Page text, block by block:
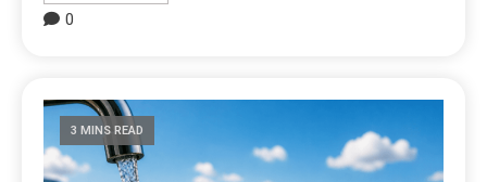
0
3 MINS READ